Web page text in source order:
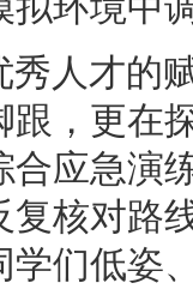
人才的
，更在
应急演
核对路
们低姿